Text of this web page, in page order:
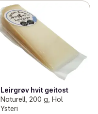
Leirgrøv hvit geitost
Naturell, 200 g, Hol
Ysteri